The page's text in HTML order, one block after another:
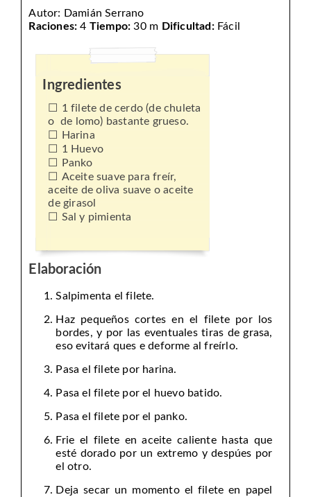
Autor: Damián Serrano
Raciones: 4 Tiempo: 30 m Dificultad:Fácil
Ingredientes
1 filete de cerdo (de chuleta
o de lomo) bastante grueso.
Harina
1 Huevo
Panko
Aceite suave para freír,
aceite de oliva suave o aceite
de girasol
Sal y pimienta
Elaboración
Salpimenta el filete.
Haz pequeños cortes en el filete por los
bordes, y por las eventuales tiras de grasa,
eso evitará ques e deforme al freírlo.
Pasa el filete por harina.
Pasa el filete por el huevo batido.
Pasa el filete por el panko.
Frie el filete en aceite caliente hasta que
esté dorado por un extremo y despúes por
el otro.
Deja secar un momento el filete en papel